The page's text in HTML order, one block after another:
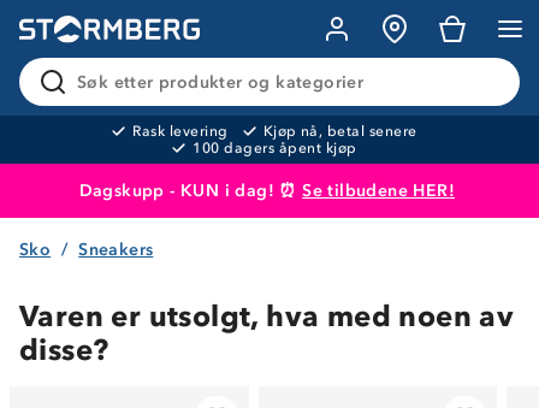
Søk etter produkter og kategorier
Rask levering
Kjøp nå, betal senere
100 dagers åpent kjøp
Dagskupp - KUN i dag! ⏰Se tilbudene HER!
Produktet er lagt i handlekurven
Sko Sneakers
Varen er utsolgt, hva med noen av
disse?